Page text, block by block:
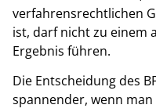
verfahrensrechtlichen
ist, darf nicht zu einem
Ergebnis führen.
Die Entscheidung des
spannender, wenn